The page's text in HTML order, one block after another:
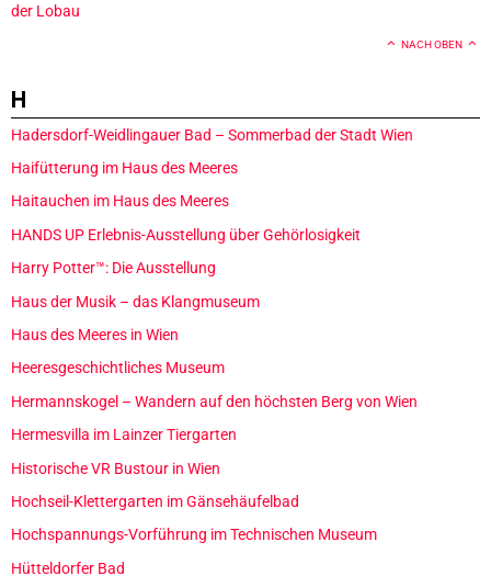
der Lobau
NACH OBEN
H
Hadersdorf-Weidlingauer Bad – Sommerbad der Stadt Wien
Haifütterung im Haus des Meeres
Haitauchen im Haus des Meeres
HANDS UP Erlebnis-Ausstellung über Gehörlosigkeit
Harry Potter™: Die Ausstellung
Haus der Musik – das Klangmuseum
Haus des Meeres in Wien
Heeresgeschichtliches Museum
Hermannskogel – Wandern auf den höchsten Berg von Wien
Hermesvilla im Lainzer Tiergarten
Historische VR Bustour in Wien
Hochseil-Klettergarten im Gänsehäufelbad
Hochspannungs-Vorführung im Technischen Museum
Hütteldorfer Bad